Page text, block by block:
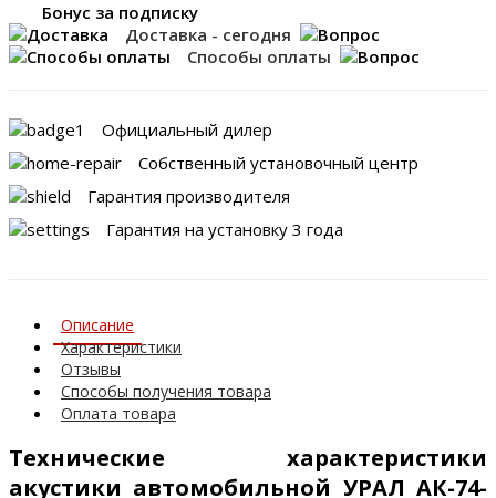
Бонус за подписку
Доставка - сегодня
Способы оплаты
Официальный дилер
Собственный установочный центр
Гарантия производителя
Гарантия на установку 3 года
Описание
Характеристики
Отзывы
Способы получения товара
Оплата товара
Технические характеристики
акустики автомобильной УРАЛ АК-74-